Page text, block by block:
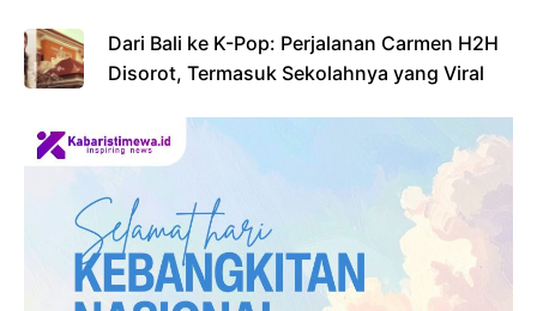
Dari Bali ke K-Pop: Perjalanan Carmen H2H
Disorot, Termasuk Sekolahnya yang Viral